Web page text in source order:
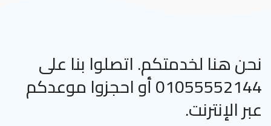
نحن هنا لخدمتكم. اتصلوا بنا على
01055552144 أو احجزوا موعدكم
عبر الإنترنت.